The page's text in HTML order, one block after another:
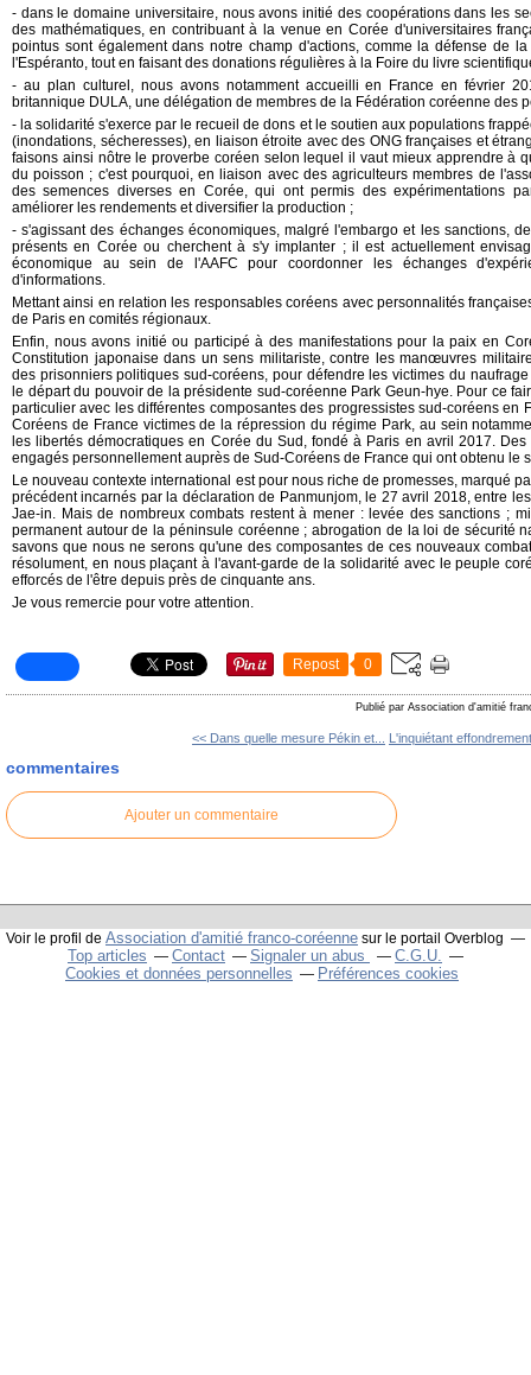
- dans le domaine universitaire, nous avons initié des coopérations dans les
des mathématiques, en contribuant à la venue en Corée d'universitaires
pointus sont également dans notre champ d'actions, comme la défense de
l'Espéranto, tout en faisant des donations régulières à la Foire du livre
- au plan culturel, nous avons notamment accueilli en France en février
britannique DULA, une délégation de membres de la Fédération coréenne des
- la solidarité s'exerce par le recueil de dons et le soutien aux populations
(inondations, sécheresses), en liaison étroite avec des ONG françaises et
faisons ainsi nôtre le proverbe coréen selon lequel il vaut mieux apprendre à
du poisson ; c'est pourquoi, en liaison avec des agriculteurs membres de
des semences diverses en Corée, qui ont permis des expérimentations
améliorer les rendements et diversifier la production ;
- s'agissant des échanges économiques, malgré l'embargo et les sanctions,
présents en Corée ou cherchent à s'y implanter ; il est actuellement
économique au sein de l'AAFC pour coordonner les échanges
d'informations.
Mettant ainsi en relation les responsables coréens avec personnalités
de Paris en comités régionaux.
Enfin, nous avons initié ou participé à des manifestations pour la paix en
Constitution japonaise dans un sens militariste, contre les manœuvres
des prisonniers politiques sud-coréens, pour défendre les victimes du
le départ du pouvoir de la présidente sud-coréenne Park Geun-hye. Pour ce
particulier avec les différentes composantes des progressistes sud-coréens en
Coréens de France victimes de la répression du régime Park, au sein
les libertés démocratiques en Corée du Sud, fondé à Paris en avril 2017.
engagés personnellement auprès de Sud-Coréens de France qui ont obtenu le
Le nouveau contexte international est pour nous riche de promesses, marqué
précédent incarnés par la déclaration de Panmunjom, le 27 avril 2018, entre
Jae-in. Mais de nombreux combats restent à mener : levée des sanctions ;
permanent autour de la péninsule coréenne ; abrogation de la loi de sécurité
savons que nous ne serons qu'une des composantes de ces nouveaux
résolument, en nous plaçant à l'avant-garde de la solidarité avec le peuple
efforcés de l'être depuis près de cinquante ans.
Je vous remercie pour votre attention.
Repost 0
Publié par Association d'amitié
<< Dans quelle mesure Pékin et... L'inquiétant
commentaires
Ajouter un commentaire
Voir le profil de Association d'amitié franco-coréenne sur le portail Overblog
Top articles Contact Signaler un abus
C.G.U.
Cookies et données personnelles
Préférences cookies